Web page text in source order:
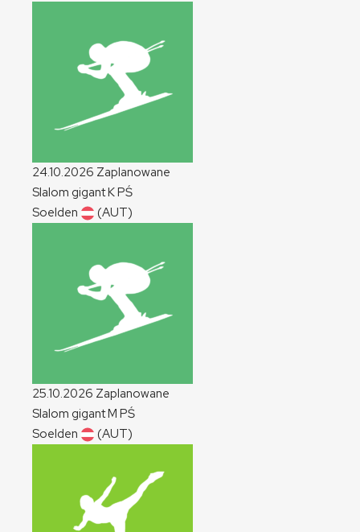
24.10.2026 Zaplanowane
Slalom gigantKPŚ
Soelden
(AUT)
25.10.2026 Zaplanowane
Slalom gigantM PŚ
Soelden
(AUT)